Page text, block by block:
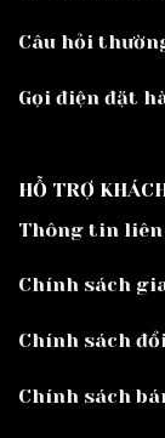
Câu hỏi
Gọi điện đặt
HỖ TRỢ
Thông tin liên
Chính sách
Chính sách
Chính sách